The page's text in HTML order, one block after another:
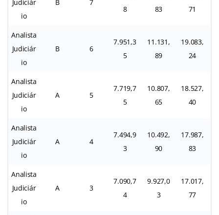
Judiciár
io
B 7
8
83
71
Analista
Judiciár
io
B 6
7.951,3
5
11.131,
89
19.083,
24
Analista
Judiciár
io
A 5
7.719,7
5
10.807,
65
18.527,
40
Analista
Judiciár
io
A 4
7.494,9
3
10.492,
90
17.987,
83
Analista
Judiciár
io
A 3
7.090,7
4
9.927,0
3
17.017,
77